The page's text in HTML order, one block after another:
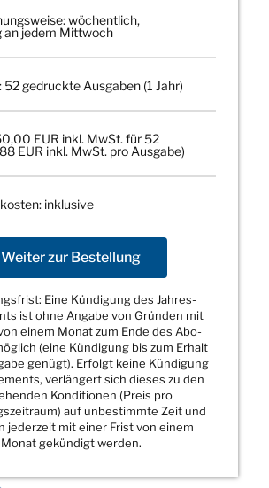
wöchentlich,
an jedem Mittwoch
52 gedruckte Ausgaben (1 Jahr)
EUR inkl. MwSt. für 52
EUR inkl. MwSt. pro Ausgabe)
inklusive
Weiter zur Bestellung
Eine Kündigung des Jahres-
ist ohne Angabe von Gründen mit
einem Monat zum Ende des Abo-
(eine Kündigung bis zum Erhalt
genügt). Erfolgt keine Kündigung
verlängert sich dieses zu den
Konditionen (Preis pro
auf unbestimmte Zeit und
jederzeit mit einer Frist von einem
Monat gekündigt werden.